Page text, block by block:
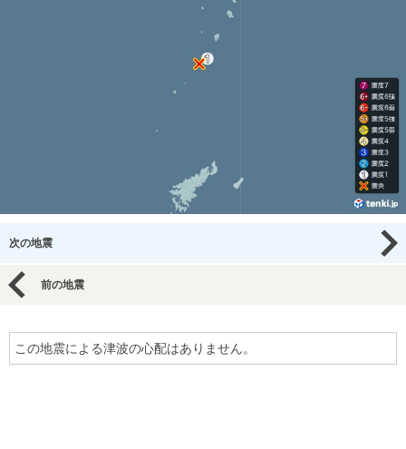
次の地震
前の地震
この地震による津波の心配はありません。